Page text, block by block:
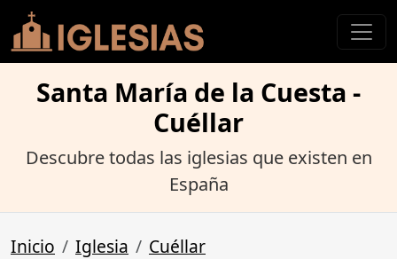
Santa María de la Cuesta -
Cuéllar
Descubre todas las iglesias que existen en
España
Inicio Iglesia Cuéllar